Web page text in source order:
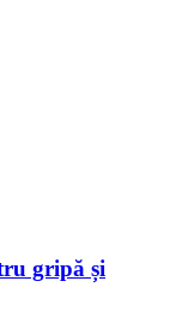
gripă și